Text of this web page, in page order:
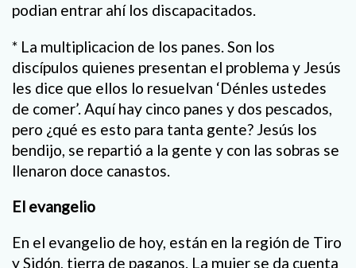
podian entrar ahí los discapacitados.
* La multiplicacion de los panes. Son los
discípulos quienes presentan el problema y Jesús
les dice que ellos lo resuelvan ‘Dénles ustedes
de comer’. Aquí hay cinco panes y dos pescados,
pero ¿qué es esto para tanta gente? Jesús los
bendijo, se repartió a la gente y con las sobras se
llenaron doce canastos.
El evangelio
En el evangelio de hoy, están en la región de Tiro
y Sidón, tierra de paganos. La mujer se da cuenta